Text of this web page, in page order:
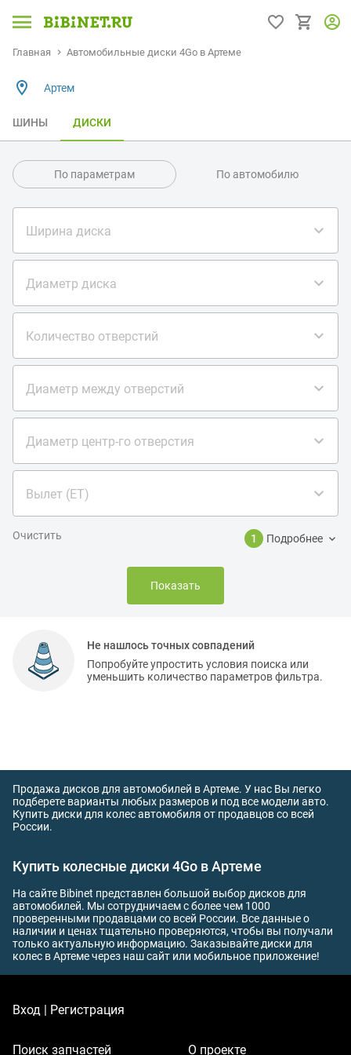
Главная Автомобильные диски 4Go в Артеме
Артем
ШИНЫ ДИСКИ
По параметрам По автомобилю
Ширина диска
Диаметр диска
Количество отверстий
Диаметр между отверстий
Диаметр центр-го отверстия
Вылет (ET)
Очистить 1 Подробнее
Показать
Не нашлось точных совпадений
Попробуйте упростить условия поиска или
уменьшить количество параметров фильтра.
Продажа дисков для автомобилей в Артеме. У нас Вы легко
подберете варианты любых размеров и под все модели авто.
Купить диски для колес автомобиля от продавцов со всей
России.
Купить колесные диски 4Go в Артеме
На сайте Bibinet представлен большой выбор дисков для
автомобилей. Мы сотрудничаем с более чем 1000
проверенными продавцами со всей России. Все данные о
наличии и ценах тщательно проверяются, чтобы вы получали
только актуальную информацию. Заказывайте диски для
колес в Артеме через наш сайт или мобильное приложение!
Вход | Регистрация
Поиск запчастей О проекте